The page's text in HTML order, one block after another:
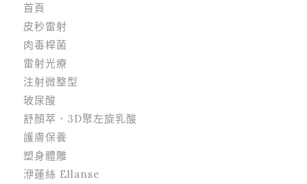
首頁
皮秒雷射
肉毒桿菌
雷射光療
注射微整型
玻尿酸
舒顏萃．3D聚左旋乳酸
護膚保養
塑身體雕
洢蓮絲 Ellanse